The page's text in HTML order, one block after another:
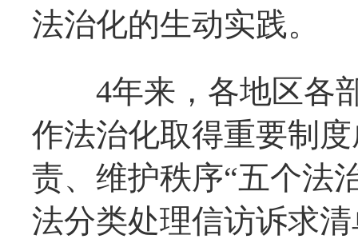
法治化的生动实践。
4年来，各地区各部
作法治化取得重要制
责、维护秩序“五个法
法分类处理信访诉求